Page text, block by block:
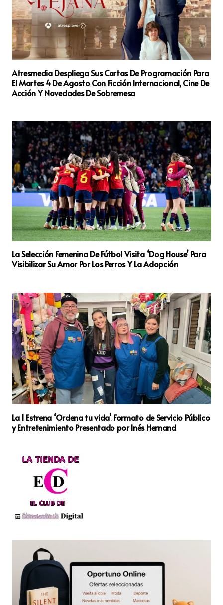
Atresmedia Despliega Sus Cartas De Programación Para
El Martes 4 De Agosto Con Ficción Internacional, Cine De
Acción Y Novedades De Sobremesa
La Selección Femenina De Fútbol Visita ‘Dog House’ Para
Visibilizar Su Amor Por Los Perros Y La Adopción
La 1 Estrena ‘Ordena tu vida’, Formato de Servicio Público
y Entretenimiento Presentado por Inés Hernand